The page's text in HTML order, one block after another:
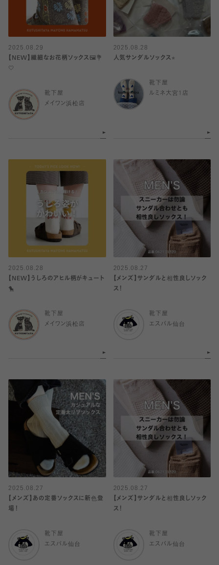
2025.08.29
【NEW】繊細なお花柄ソックス🖼💐
🤍
靴下屋
メイワン浜松店
2025.08.28
人気サンダルソックス⭐︎
靴下屋
ルミネ大宮1店
2025.08.28
【NEW】うしろのアヒル柄がキュート
🐤
靴下屋
メイワン浜松店
2025.08.27
【メンズ】サンダルと相性良しソック
ス！
靴下屋
エスパル仙台
2025.08.27
【メンズ】あの定番ソックスに新色登
場！
靴下屋
エスパル仙台
2025.08.27
【メンズ】サンダルと相性良しソック
ス！
靴下屋
エスパル仙台